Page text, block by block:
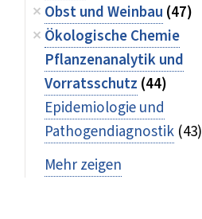
Obst und Weinbau (47)
Ökologische Chemie
Pflanzenanalytik und
Vorratsschutz (44)
Epidemiologie und
Pathogendiagnostik (43)
Mehr zeigen